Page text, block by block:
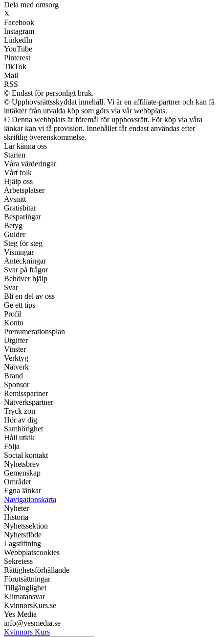
Dela med omsorg
X
Facebook
Instagram
LinkedIn
YouTube
Pinterest
TikTok
Mail
RSS
© Endast för personligt bruk.
© Upphovsrättsskyddat innehåll. Vi är en affiliate-partner och kan få
intäkter från utvalda köp som görs via vår webbplats.
© Denna webbplats är föremål för upphovsrätt. För köp via våra
länkar kan vi få provision. Innehållet får endast användas efter
skriftlig överenskommelse.
Lär känna oss
Starten
Våra värderingar
Vårt folk
Hjälp oss
Arbetsplatser
Avsnitt
Gratisbitar
Besparingar
Betyg
Guider
Steg för steg
Visningar
Anteckningar
Svar på frågor
Behöver hjälp
Svar
Bli en del av oss
Ge ett tips
Profil
Konto
Prenumerationsplan
Utgifter
Vinster
Verktyg
Nätverk
Brand
Sponsor
Remisspartner
Nätverkspartner
Tryck zon
Hör av dig
Samhörighet
Håll utkik
Följa
Social kontakt
Nyhetsbrev
Gemenskap
Området
Egna länkar
Navigationskarta
Nyheter
Historia
Nyhetssektion
Nyhetsflöde
Lagstiftning
Webbplatscookies
Sekretess
Rättighetsförhållande
Förutsättningar
Tillgänglighet
Klimatansvar
KvinnorsKurs.se
Yes Media
info@yesmedia.se
Kvinnors Kurs